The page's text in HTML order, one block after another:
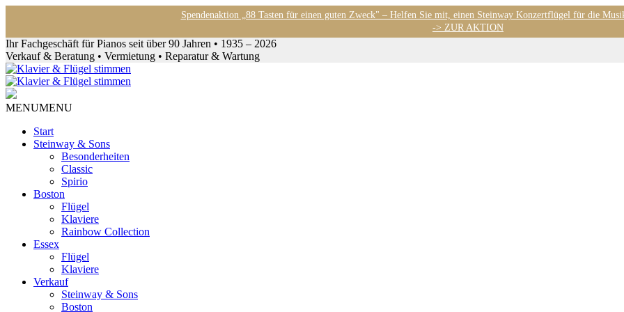
Spendenaktion „88 Tasten für einen guten Zweck" – Helfen Sie mit, einen Steinway Konzertflügel für die
-> ZUR AKTION
Ihr Fachgeschäft für Pianos seit über 90 Jahren • 1935 – 2026
Verkauf & Beratung • Vermietung • Reparatur & Wartung
MENUMENU
Start
Steinway & Sons
Besonderheiten
Classic
Spirio
Boston
Flügel
Klaviere
Rainbow Collection
Essex
Flügel
Klaviere
Verkauf
Steinway & Sons
Boston